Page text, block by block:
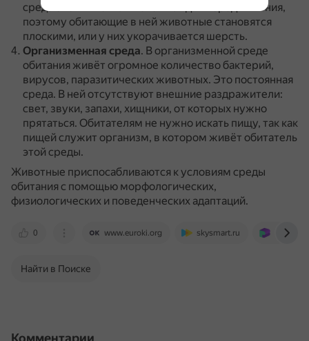
среда очень плотная и сложная для передвижения,
поэтому обитающие в ней животные становятся
плоскими, или у них укорачивается шерсть.
Организменная среда. В организменной среде
обитания живёт огромное количество бактерий,
вирусов, паразитических животных. Это постоянная
среда. В ней отсутствуют внешние раздражители:
свет, звуки, запахи, хищники, от которых нужно
прятаться. Обитателям не нужно искать пищу, так как
пищей служит организм, в котором живёт обитатель
этой среды.
Животные приспосабливаются к условиям среды
обитания с помощью морфологических,
физиологических и поведенческих адаптаций.
0 www.euroki.org skysmart.ru
Найти в Поиске
Комментарии